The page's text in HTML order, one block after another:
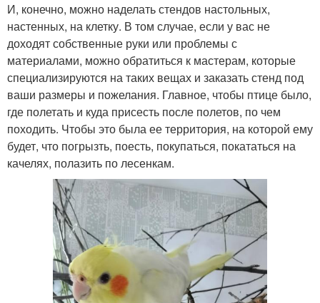
И, конечно, можно наделать стендов настольных,
настенных, на клетку. В том случае, если у вас не
доходят собственные руки или проблемы с
материалами, можно обратиться к мастерам, которые
специализируются на таких вещах и заказать стенд под
ваши размеры и пожелания. Главное, чтобы птице было,
где полетать и куда присесть после полетов, по чем
походить. Чтобы это была ее территория, на которой ему
будет, что погрызть, поесть, покупаться, покататься на
качелях, полазить по лесенкам.